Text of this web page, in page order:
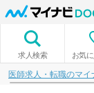
求人検索 お気
医師求人・転職のマイ